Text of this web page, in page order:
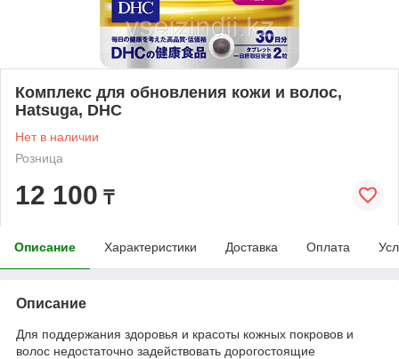
Комплекс для обновления кожи и волос,
Hatsuga, DHC
Нет в наличии
Розница
12 100 ₸
Описание Характеристики Доставка Оплата
Описание
Для поддержания здоровья и красоты кожных покровов и
волос недостаточно задействовать дорогостоящие